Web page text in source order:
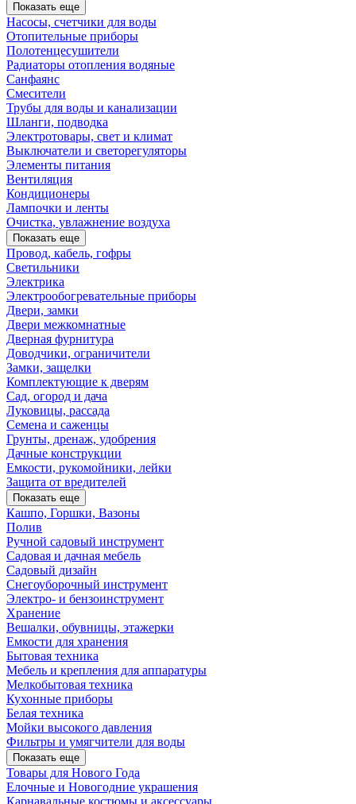
Показать еще
Насосы, счетчики для воды
Отопительные приборы
Полотенцесушители
Радиаторы отопления водяные
Санфаянс
Смесители
Трубы для воды и канализации
Шланги, подводка
Электротовары, свет и климат
Выключатели и светорегуляторы
Элементы питания
Вентиляция
Кондиционеры
Лампочки и ленты
Очистка, увлажнение воздуха
Показать еще
Провод, кабель, гофры
Светильники
Электрика
Электрообогревательные приборы
Двери, замки
Двери межкомнатные
Дверная фурнитура
Доводчики, ограничители
Замки, защелки
Комплектующие к дверям
Сад, огород и дача
Луковицы, рассада
Семена и саженцы
Грунты, дренаж, удобрения
Дачные конструкции
Емкости, рукомойники, лейки
Защита от вредителей
Показать еще
Кашпо, Горшки, Вазоны
Полив
Ручной садовый инструмент
Садовая и дачная мебель
Садовый дизайн
Снегоуборочный инструмент
Электро- и бензоинструмент
Хранение
Вешалки, обувницы, этажерки
Емкости для хранения
Бытовая техника
Мебель и крепления для аппаратуры
Мелкобытовая техника
Кухонные приборы
Белая техника
Мойки высокого давления
Фильтры и умягчители для воды
Показать еще
Товары для Нового Года
Елочные и Новогодние украшения
Карнавальные костюмы и аксессуары